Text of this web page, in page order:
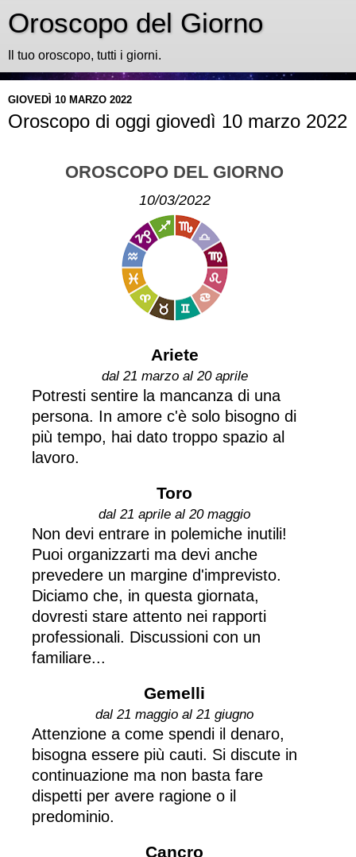
Oroscopo del Giorno
Il tuo oroscopo, tutti i giorni.
GIOVEDÌ 10 MARZO 2022
Oroscopo di oggi giovedì 10 marzo 2022
OROSCOPO DEL GIORNO
10/03/2022
Ariete
dal 21 marzo al 20 aprile
Potresti sentire la mancanza di una
persona. In amore c'è solo bisogno di
più tempo, hai dato troppo spazio al
lavoro.
Toro
dal 21 aprile al 20 maggio
Non devi entrare in polemiche inutili!
Puoi organizzarti ma devi anche
prevedere un margine d'imprevisto.
Diciamo che, in questa giornata,
dovresti stare attento nei rapporti
professionali. Discussioni con un
familiare...
Gemelli
dal 21 maggio al 21 giugno
Attenzione a come spendi il denaro,
bisogna essere più cauti. Si discute in
continuazione ma non basta fare
dispetti per avere ragione o il
predominio.
Cancro